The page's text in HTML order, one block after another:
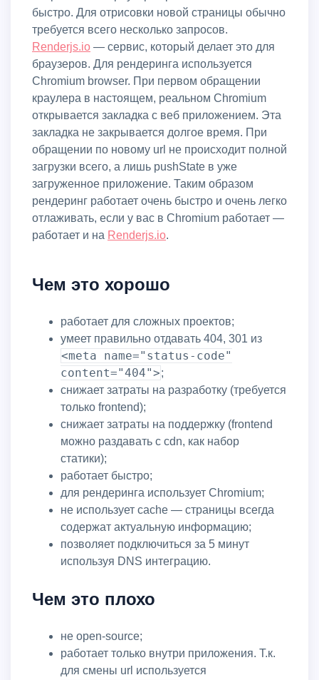
быстро. Для отрисовки новой страницы обычно
требуется всего несколько запросов.
Renderjs.io — сервис, который делает это для
браузеров. Для рендеринга используется
Chromium browser. При первом обращении
краулера в настоящем, реальном Chromium
открывается закладка с веб приложением. Эта
закладка не закрывается долгое время. При
обращении по новому url не происходит полной
загрузки всего, а лишь pushState в уже
загруженное приложение. Таким образом
рендеринг работает очень быстро и очень легко
отлаживать, если у вас в Chromium работает —
работает и на Renderjs.io.
Чем это хорошо
работает для сложных проектов;
умеет правильно отдавать 404, 301 из
<meta name="status-code"
content="404">;
снижает затраты на разработку (требуется
только frontend);
снижает затраты на поддержку (frontend
можно раздавать с cdn, как набор
статики);
работает быстро;
для рендеринга использует Chromium;
не использует cache — страницы всегда
содержат актуальную информацию;
позволяет подключиться за 5 минут
используя DNS интеграцию.
Чем это плохо
не open-source;
работает только внутри приложения. Т.к.
для смены url используется